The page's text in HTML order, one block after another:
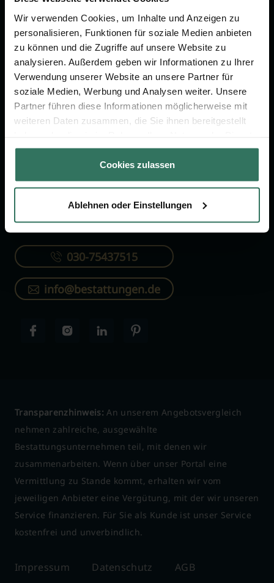
Wir verwenden Cookies, um Inhalte und Anzeigen zu
personalisieren, Funktionen für soziale Medien anbieten
zu können und die Zugriffe auf unsere Website zu
analysieren. Außerdem geben wir Informationen zu Ihrer
Verwendung unserer Website an unsere Partner für
soziale Medien, Werbung und Analysen weiter. Unsere
Partner führen diese Informationen möglicherweise mit
weiteren Daten zusammen, die Sie ihnen bereitgestellt
gesammelt haben.
Cookies zulassen
Ablehnen oder Einstellungen
FÜR SIE
Vergleich
Ratgeber
Verzeichnis
Über uns
FÜR BESTATTER
Online-Portal
Kostenlos registrieren
030-75437515
info@bestattungen.de
Transparenzhinweis: An unserem Angebotsvergleich
nehmen zahlreiche, ausgewählte
Bestattungsunternehmen teil, mit denen wir
zusammenarbeiten. Wenn über unser Portal eine
Vermittlung zu Stande kommt, erhalten wir vom
jeweiligen Anbieter eine Vergütung, mit der wir unseren
Service finanzieren. Für Sie als Kunde ist unser Service
kostenfrei und unverbindlich.
Impressum Datenschutz AGB